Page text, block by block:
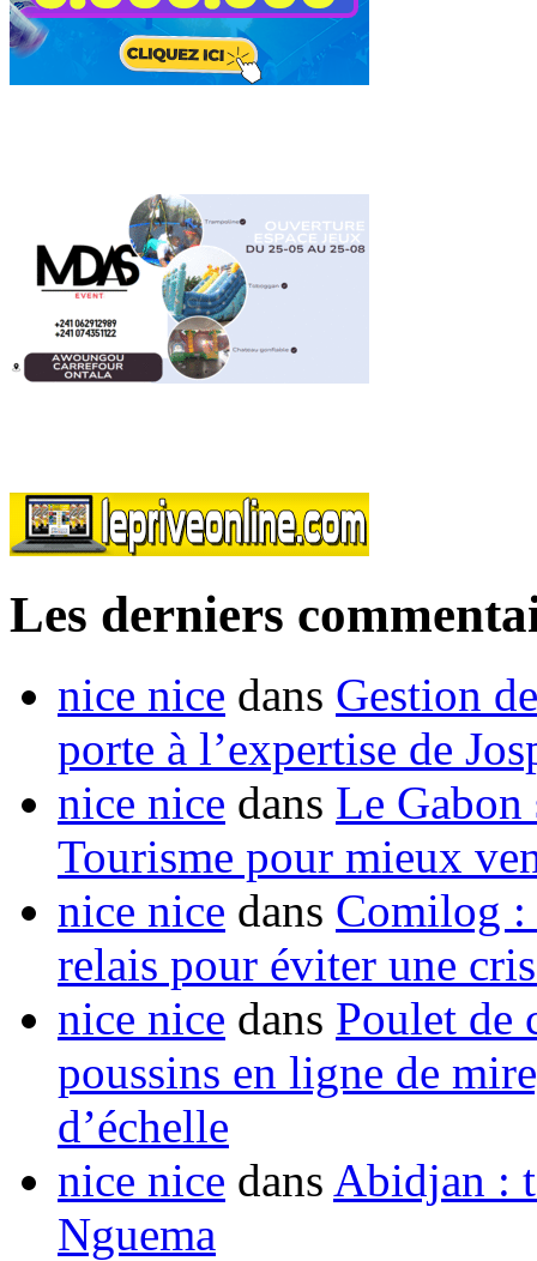
Les derniers
nice nice dans Gestion
porte à l’expertise de
nice nice dans Le Gabon
Tourisme pour mieux
nice nice dans Comilog :
relais pour éviter une
nice nice dans Poulet de
poussins en ligne de
d’échelle
nice nice dans Abidjan :
Nguema